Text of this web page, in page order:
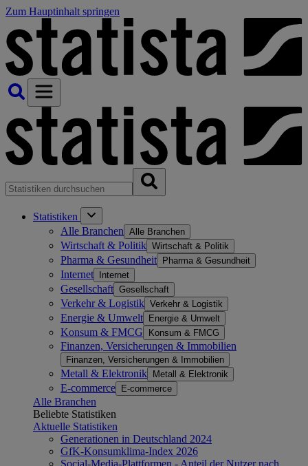
Zum Hauptinhalt springen
Statistiken
Alle Branchen Alle Branchen
Wirtschaft & Politik Wirtschaft & Politik
Pharma & Gesundheit Pharma & Gesundheit
Internet Internet
Gesellschaft Gesellschaft
Verkehr & Logistik Verkehr & Logistik
Energie & Umwelt Energie & Umwelt
Konsum & FMCG Konsum & FMCG
Finanzen, Versicherungen & Immobilien
Finanzen, Versicherungen & Immobilien
Metall & Elektronik Metall & Elektronik
E-commerce E-commerce
Alle Branchen
Beliebte Statistiken
Aktuelle Statistiken
Generationen in Deutschland 2024
GfK-Konsumklima-Index 2026
Social-Media-Plattformen - Anteil der Nutzer nach